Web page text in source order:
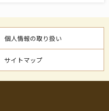
個人情報の取り扱い
サイトマップ